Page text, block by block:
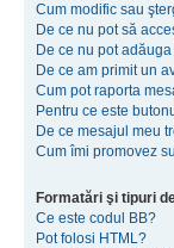
Cum modific sau
De ce nu pot să
De ce nu pot
De ce am primit un
Cum pot raporta
Pentru ce este
De ce mesajul meu
Cum îmi promovez
Formatări şi tipuri
Ce este codul BB?
Pot folosi HTML?